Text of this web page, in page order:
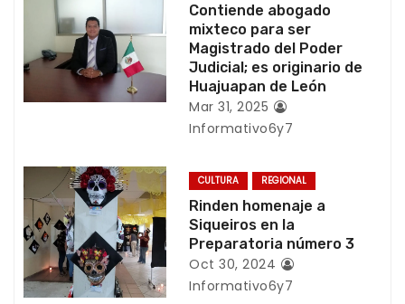
i
ó
d
e
e
n
Contiende abogado
mixteco para ser
Magistrado del Poder
Judicial; es originario de
Huajuapan de León
Mar 31, 2025
Informativo6y7
CULTURA REGIONAL
Rinden homenaje a
Siqueiros en la
Preparatoria número 3
Oct 30, 2024
Informativo6y7